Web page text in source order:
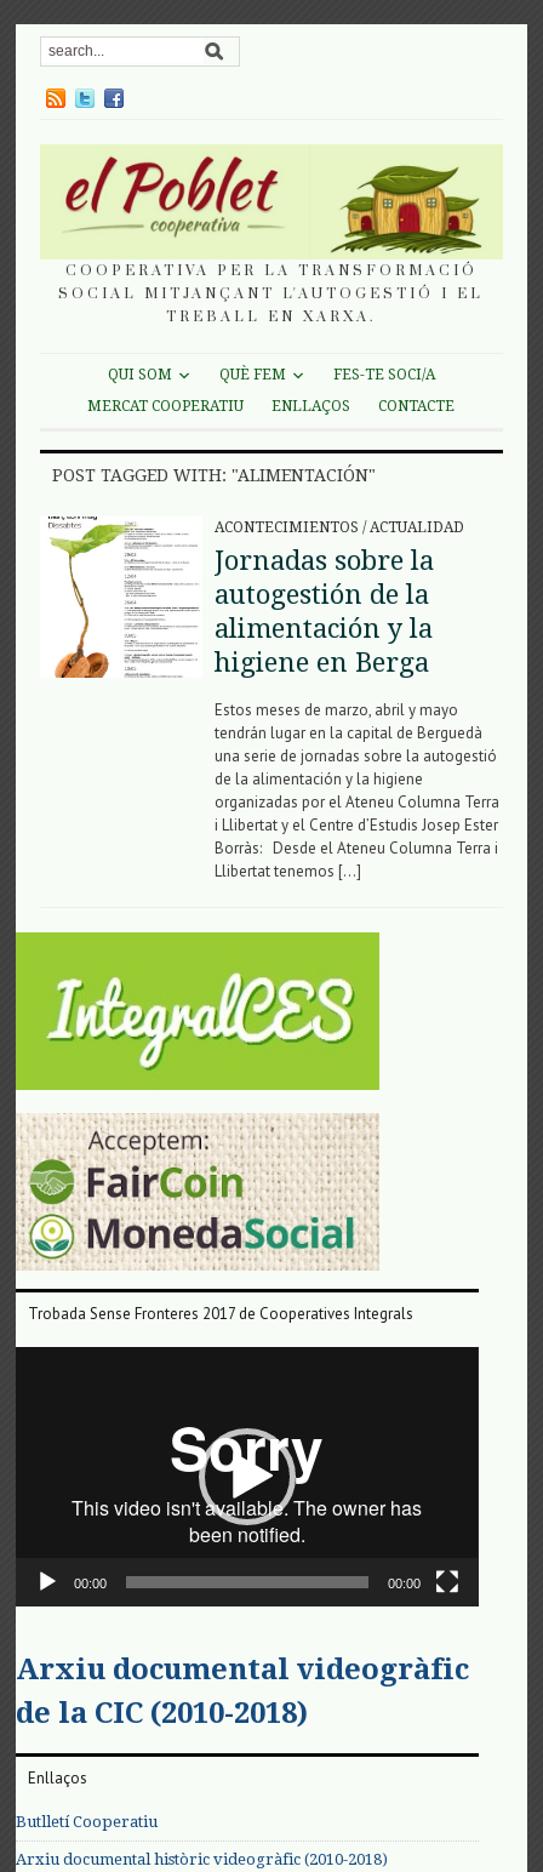
COOPERATIVA PER LA TRANSFORMACIÓ
SOCIAL MITJANÇANT L'AUTOGESTIÓ I EL
TREBALL EN XARXA.
QUI SOM QUÈ FEM
FES-TE SOCI/A
MERCAT COOPERATIU
ENLLAÇOS CONTACTE
POST TAGGED WITH: "ALIMENTACIÓN"
ACONTECIMIENTOS /ACTUALIDAD
Jornadas sobre la
autogestión de la
alimentación y la
higiene en Berga
Estos meses de marzo, abril y mayo
tendrán lugar en la capital de Berguedà
una serie de jornadas sobre la autogestió
de la alimentación y la higiene
organizadas por el Ateneu Columna Terra
i Llibertat y el Centre d’Estudis Josep Ester
Borràs: Desde el Ateneu Columna Terra i
Llibertat tenemos […]
Trobada Sense Fronteres 2017 de Cooperatives Integrals
00:00 00:00
Arxiu documental videogràfic
de la CIC (2010-2018)
Enllaços
Butlletí Cooperatiu
Arxiu documental històric videogràfic (2010-2018)